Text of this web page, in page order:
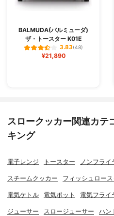
BALMUDA(バルミューダ)
ザ・トースター K01E
3.83(48)
¥21,890
スロークッカー関連カテ
キング
電子レンジ トースター ノンフライ
スチームクッカー フィッシュロー
電気ケトル 電気ポット 電気フライ
ジューサー スロージューサー ハン